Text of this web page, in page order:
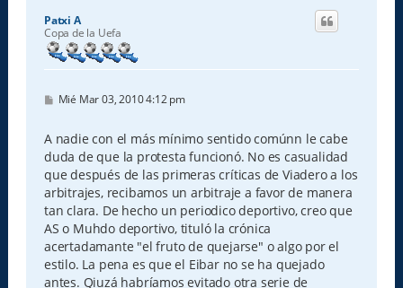
Patxi A
Copa de la Uefa
M
s
a
j
e
Mié Mar 03, 2010 4:12 pm
A nadie con el más mínimo sentido comúnn le cabe
duda de que la protesta funcionó. No es casualidad
que después de las primeras críticas de Viadero a los
arbitrajes, recibamos un arbitraje a favor de manera
tan clara. De hecho un periodico deportivo, creo que
AS o Muhdo deportivo, tituló la crónica
acertadamante "el fruto de quejarse" o algo por el
estilo. La pena es que el Eibar no se ha quejado
antes. Qiuzá habríamos evitado otra serie de